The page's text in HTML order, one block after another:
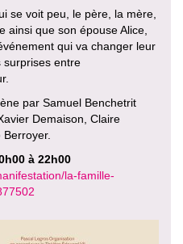
se voit peu, le père, la mère,
ainsi que son épouse Alice,
qui va changer leur
surprises entre
par Samuel Benchetrit
Demaison, Claire
à 22h00
la-famille-